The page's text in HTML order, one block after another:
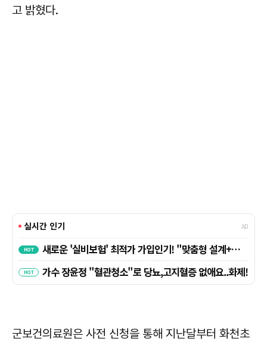
고 밝혔다.
군보건의료원은 사전 신청을 통해 지난달부터 화천초